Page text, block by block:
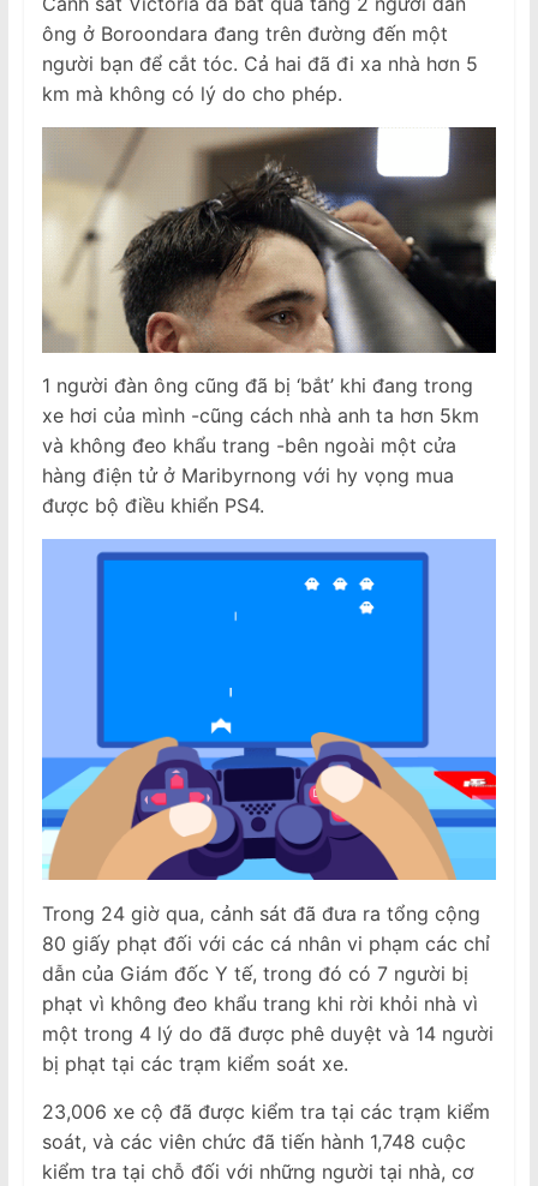
ông ở Boroondara đang trên đường đến một
người bạn để cắt tóc. Cả hai đã đi xa nhà hơn 5
km mà không có lý do cho phép.
1 người đàn ông cũng đã bị ‘bắt’ khi đang trong
xe hơi của mình -cũng cách nhà anh ta hơn 5km
và không đeo khẩu trang -bên ngoài một cửa
hàng điện tử ở Maribyrnong với hy vọng mua
được bộ điều khiển PS4.
Trong 24 giờ qua, cảnh sát đã đưa ra tổng cộng
80 giấy phạt đối với các cá nhân vi phạm các chỉ
dẫn của Giám đốc Y tế, trong đó có 7 người bị
phạt vì không đeo khẩu trang khi rời khỏi nhà vì
một trong 4 lý do đã được phê duyệt và 14 người
bị phạt tại các trạm kiểm soát xe.
23,006 xe cộ đã được kiểm tra tại các trạm kiểm
soát, và các viên chức đã tiến hành 1,748 cuộc
kiểm tra tại chỗ đối với những người tại nhà, cơ